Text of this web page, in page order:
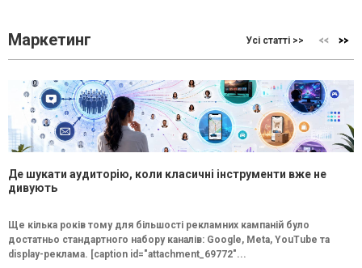
Маркетинг Усі статті >>
Де шукати аудиторію, коли класичні інструменти вже не
дивують
Ще кілька років тому для більшості рекламних кампаній було
достатньо стандартного набору каналів: Google, Meta, YouTube та
display-реклама. [caption id="attachment_69772"...